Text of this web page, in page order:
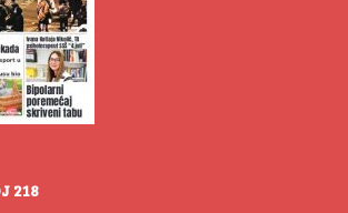
218